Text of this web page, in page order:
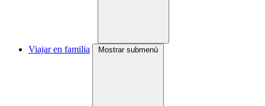
Viajar en familia Mostrar submenú